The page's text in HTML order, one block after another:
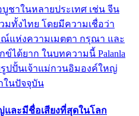
ชาในหลายประเทศ เช่น จีน
มทั้งไทย โดยมีความเชื่อว่า
แห่งความเมตตา กรุณา และ
ได้ยาก ในบทความนี้ Palanla
ปปั้นเจ้าแม่กวนอิมองค์ใหญ่
ในปัจจุบัน
ละมีชื่อเสียงที่สุดในโลก